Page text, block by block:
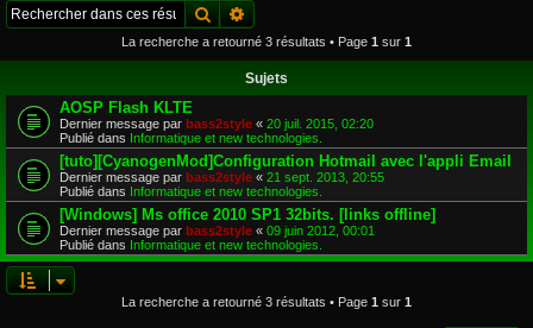
Rechercher
La recherche a retourné 3 résultats • Page 1 sur 1
Sujets
AOSP Flash KLTE
Dernier message par bass2style « 20 juil. 2015, 02:20
Publié dans Informatique et new technologies.
[tuto][CyanogenMod]Configuration Hotmail avec l'appli Email
Dernier message par bass2style « 21 sept. 2013, 20:55
Publié dans Informatique et new technologies.
[Windows] Ms office 2010 SP1 32bits. [links offline]
Dernier message par bass2style « 09 juin 2012, 00:01
Publié dans Informatique et new technologies.
La recherche a retourné 3 résultats • Page 1 sur 1